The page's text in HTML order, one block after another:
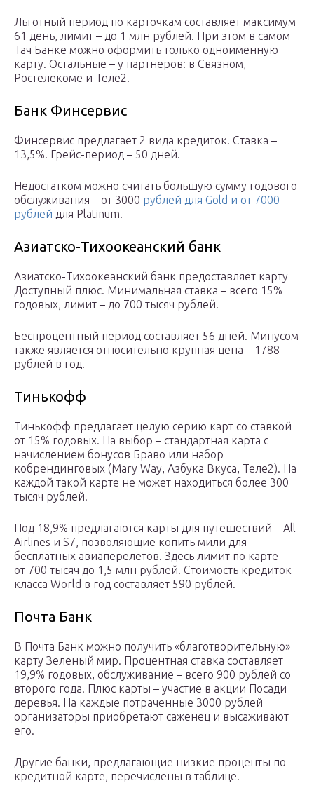
Льготный период по карточкам составляет максимум
61 день, лимит – до 1 млн рублей. При этом в самом
Тач Банке можно оформить только одноименную
карту. Остальные – у партнеров: в Связном,
Ростелекоме и Теле2.
Банк Финсервис
Финсервис предлагает 2 вида кредиток. Ставка –
13,5%. Грейс-период – 50 дней.
Недостатком можно считать большую сумму годового
обслуживания – от 3000 рублей для Gold и от 7000
рублей для Platinum.
Азиатско-Тихоокеанский банк
Азиатско-Тихоокеанский банк предоставляет карту
Доступный плюс. Минимальная ставка – всего 15%
годовых, лимит – до 700 тысяч рублей.
Беспроцентный период составляет 56 дней. Минусом
также является относительно крупная цена – 1788
рублей в год.
Тинькофф
Тинькофф предлагает целую серию карт со ставкой
от 15% годовых. На выбор – стандартная карта с
начислением бонусов Браво или набор
кобрендинговых (Mary Way, Азбука Вкуса, Теле2). На
каждой такой карте не может находиться более 300
тысяч рублей.
Под 18,9% предлагаются карты для путешествий – All
Airlines и S7, позволяющие копить мили для
бесплатных авиаперелетов. Здесь лимит по карте –
от 700 тысяч до 1,5 млн рублей. Стоимость кредиток
класса World в год составляет 590 рублей.
Почта Банк
В Почта Банк можно получить «благотворительную»
карту Зеленый мир. Процентная ставка составляет
19,9% годовых, обслуживание – всего 900 рублей со
второго года. Плюс карты – участие в акции Посади
деревья. На каждые потраченные 3000 рублей
организаторы приобретают саженец и высаживают
его.
Другие банки, предлагающие низкие проценты по
кредитной карте, перечислены в таблице.